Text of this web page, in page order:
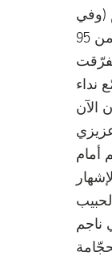
(وفي
رواية أخرى الرافع للتحديات): أكثر من 95
نداء
الآن
عزيزي
أمام
ناجم